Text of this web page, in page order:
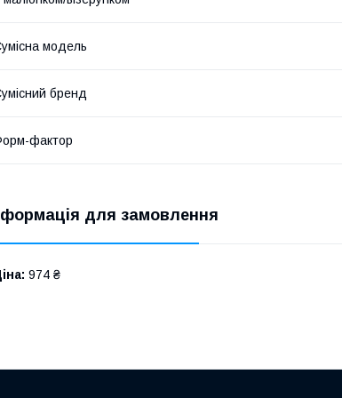
модель
бренд
фактор
для замовлення
974 ₴